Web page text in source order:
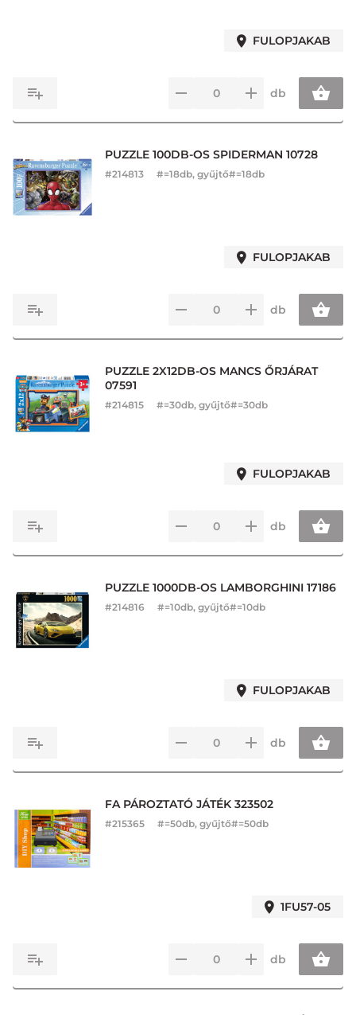
FULOPJAKAB
db
PUZZLE 100DB-OS SPIDERMAN 10728
#214813 #=18db, gyűjtő#=18db
FULOPJAKAB
db
PUZZLE 2X12DB-OS MANCS ŐRJÁRAT
07591
#214815 #=30db, gyűjtő#=30db
FULOPJAKAB
db
PUZZLE 1000DB-OS LAMBORGHINI 17186
#214816 #=10db, gyűjtő#=10db
FULOPJAKAB
db
FA PÁROZTATÓ JÁTÉK 323502
#215365 #=50db, gyűjtő#=50db
1FU57-05
db